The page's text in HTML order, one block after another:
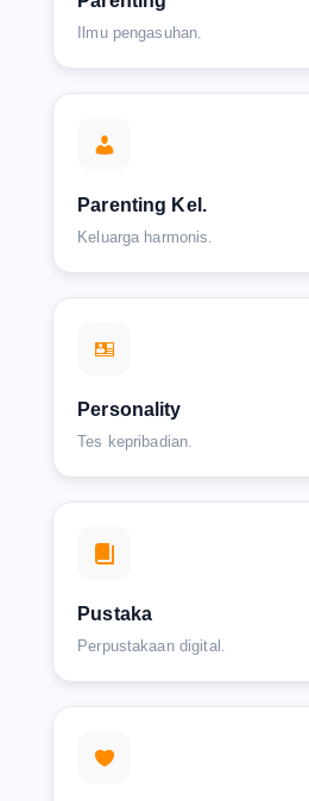
Ilmu pengasuhan.
Parenting Kel.
Keluarga harmonis.
Personality
Tes kepribadian.
Pustaka
Perpustakaan digital.